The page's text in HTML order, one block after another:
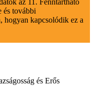
az 11. Fenntartható
és további
hogyan kapcsolódik ez a
és Erős